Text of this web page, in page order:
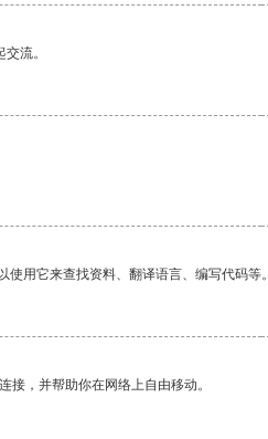
流。
用它来查找资料、翻译语言、编写代码等。
接，并帮助你在网络上自由移动。